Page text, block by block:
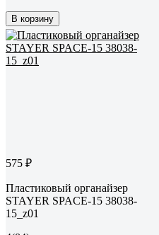
В корзину
575 ₽
Пластиковый органайзер
STAYER SPACE-15 38038-
15_z01